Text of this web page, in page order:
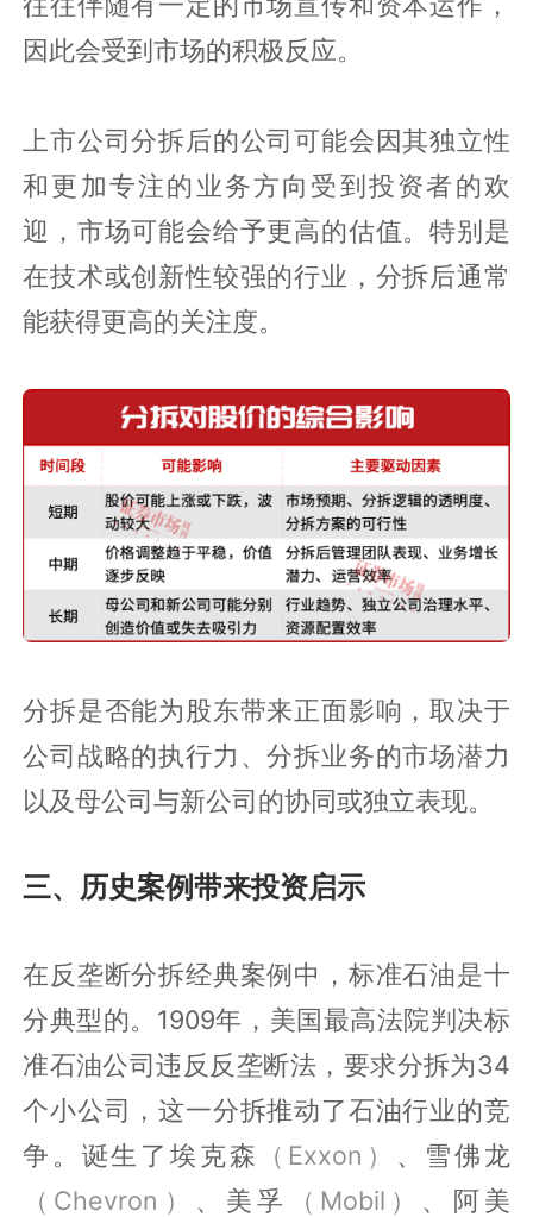
因此会受到市场的积极反应。
上市公司分拆后的公司可能会因其独立性
和更加专注的业务方向受到投资者的欢
迎，市场可能会给予更高的估值。特别是
在技术或创新性较强的行业，分拆后通常
能获得更高的关注度。
分拆是否能为股东带来正面影响，取决于
公司战略的执行力、分拆业务的市场潜力
以及母公司与新公司的协同或独立表现。
三、历史案例带来投资启示
在反垄断分拆经典案例中，标准石油是十
分典型的。1909年，美国最高法院判决标
准石油公司违反反垄断法，要求分拆为34
个小公司，这一分拆推动了石油行业的竞
争。诞生了埃克森
（Exxon） 、雪佛龙
（Chevron） 、美孚 （Mobil） 、阿美